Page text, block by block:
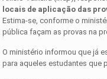
locais de aplicação das
Estima-se, conforme o
pública façam as provas na
O ministério informou que já
para aqueles estudantes que